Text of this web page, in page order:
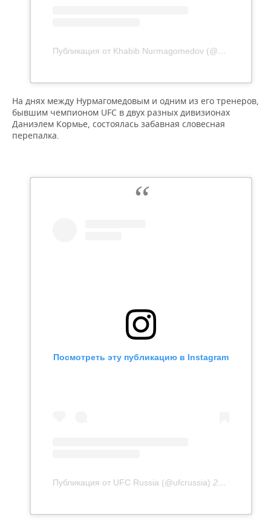
Публикация от Khabib Nurmagomedov (@khabib_nurmagomedov)
На днях между Нурмагомедовым и одним из его тренеров,
бывшим чемпионом UFC в двух разных дивизионах
Даниэлем Кормье, состоялась забавная словесная
перепалка.
Посмотреть эту публикацию в Instagram
Публикация от UFC Russia (@ufcrussia) 21 Фев 2020 в 5:12 PST